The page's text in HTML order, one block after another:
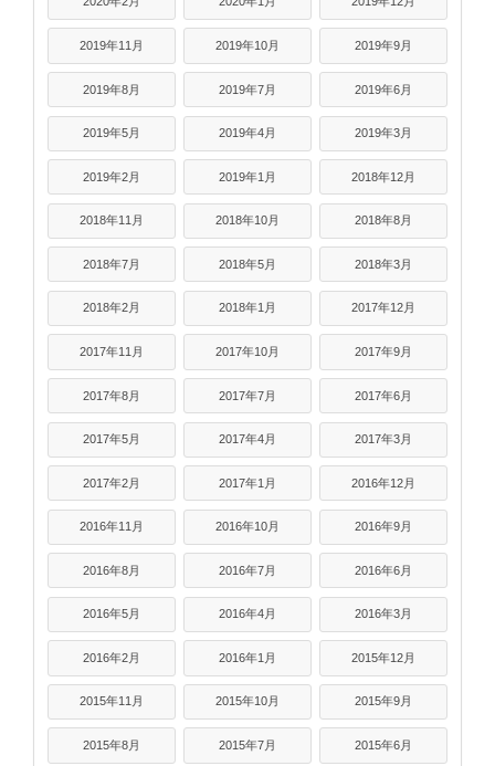
2019年11月 2019年10月 2019年9月
2019年8月 2019年7月 2019年6月
2019年5月 2019年4月 2019年3月
2019年2月 2019年1月 2018年12月
2018年11月 2018年10月 2018年8月
2018年7月 2018年5月 2018年3月
2018年2月 2018年1月 2017年12月
2017年11月 2017年10月 2017年9月
2017年8月 2017年7月 2017年6月
2017年5月 2017年4月 2017年3月
2017年2月 2017年1月 2016年12月
2016年11月 2016年10月 2016年9月
2016年8月 2016年7月 2016年6月
2016年5月 2016年4月 2016年3月
2016年2月 2016年1月 2015年12月
2015年11月 2015年10月 2015年9月
2015年8月 2015年7月 2015年6月